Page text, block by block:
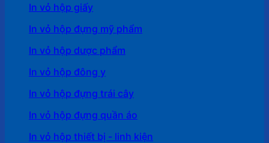
In vỏ hộp giấy
In vỏ hộp đựng mỹ phẩm
In vỏ hộp dược phẩm
In vỏ hộp đông y
In vỏ hộp đựng trái cây
In vỏ hộp đựng quần áo
In vỏ hộp thiết bị - linh kiện